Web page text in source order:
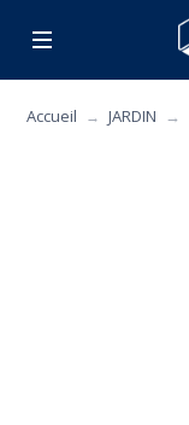
Accueil JARDIN